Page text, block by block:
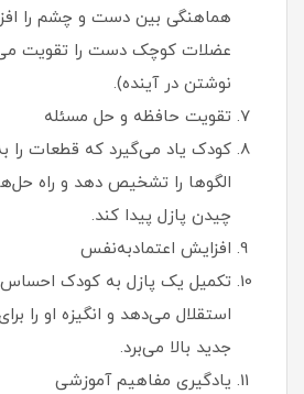
هماهنگی بین دست و چشم را
عضلات کوچک دست را تقویت
نوشتن در آینده).
تقویت حافظه و حل مسئله
کودک یاد می‌گیرد که قطعات را
الگوها را تشخیص دهد و راه‌
چیدن پازل پیدا کند.
افزایش اعتمادبه‌نفس
تکمیل یک پازل به کودک احساس
استقلال می‌دهد و انگیزه او را
جدید بالا می‌برد.
یادگیری مفاهیم آموزشی